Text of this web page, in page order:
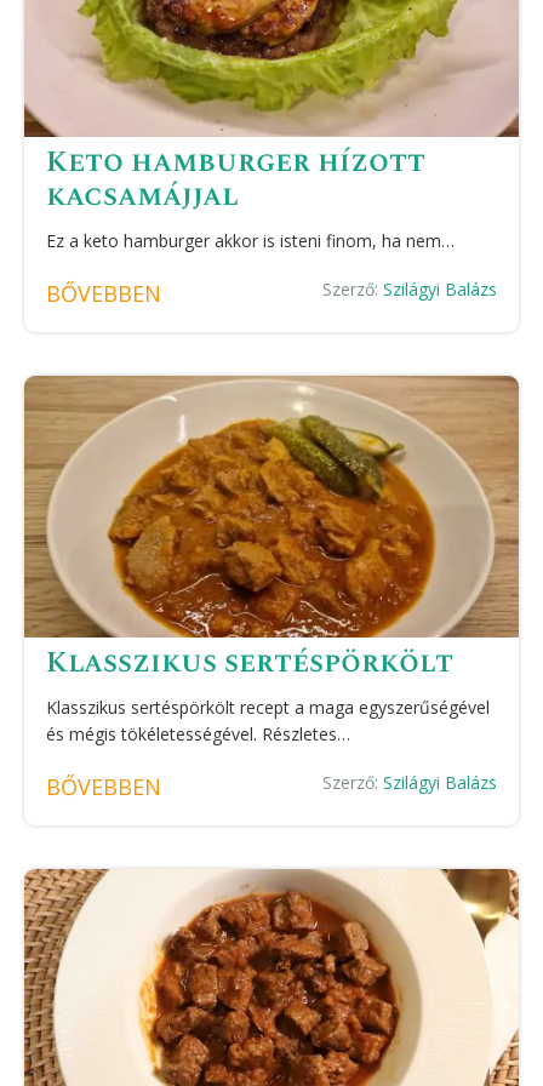
Keto hamburger hízott
kacsamájjal
Ez a keto hamburger akkor is isteni finom, ha nem…
BŐVEBBEN Szerző: Szilágyi Balázs
Klasszikus sertéspörkölt
Klasszikus sertéspörkölt recept a maga egyszerűségével
és mégis tökéletességével. Részletes…
BŐVEBBEN Szerző: Szilágyi Balázs